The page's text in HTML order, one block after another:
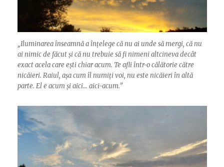
„Iluminarea înseamnă a înțelege că nu ai unde să mergi, că nu
ai nimic de făcut și că nu trebuie să fi nimeni altcineva decât
exact acela care ești chiar acum. Te afli într-o călătorie către
nicăieri. Raiul, așa cum îl numiți voi, nu este nicăieri în altă
parte. El e acum și aici… aici-acum.”